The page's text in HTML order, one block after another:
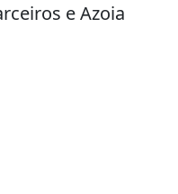
e Azoia